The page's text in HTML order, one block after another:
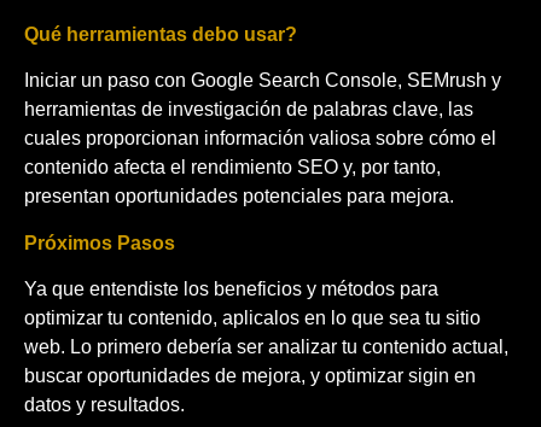
Qué herramientas debo usar?
Iniciar un paso con Google Search Console, SEMrush y
herramientas de investigación de palabras clave, las
cuales proporcionan información valiosa sobre cómo el
contenido afecta el rendimiento SEO y, por tanto,
presentan oportunidades potenciales para mejora.
Próximos Pasos
Ya que entendiste los beneficios y métodos para
optimizar tu contenido, aplicalos en lo que sea tu sitio
web. Lo primero debería ser analizar tu contenido actual,
buscar oportunidades de mejora, y optimizar sigin en
datos y resultados.